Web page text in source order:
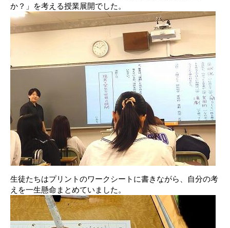
か？」を考える授業展開でした。
生徒たちはプリントのワークシートに書きながら、自分の考
えを一生懸命まとめていました。